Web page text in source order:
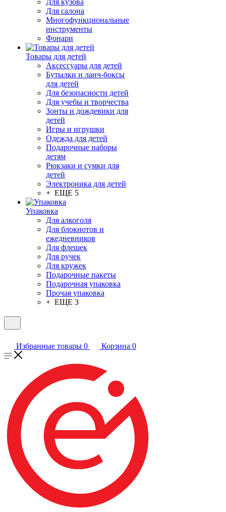
Для кузова
Для салона
Многофункциональные
инструменты
Фонари
Товары для детей
Аксессуары для детей
Бутылки и ланч-боксы
для детей
Для безопасности детей
Для учебы и творчества
Зонты и дождевики для
детей
Игры и игрушки
Одежда для детей
Подарочные наборы
детям
Рюкзаки и сумки для
детей
Электроника для детей
+ ЕЩЕ 5
Упаковка
Для алкоголя
Для блокнотов и
ежедневников
Для флешек
Для ручек
Для кружек
Подарочные пакеты
Подарочная упаковка
Прочая упаковка
+ ЕЩЕ 3
Избранные товары 0 Корзина 0